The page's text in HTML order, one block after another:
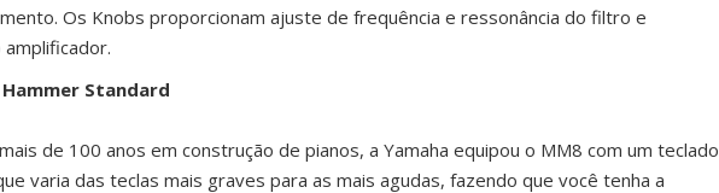
Os Knobs proporcionam ajuste de frequência e ressonância do filtro e
Hammer Standard
de 100 anos em construção de pianos, a Yamaha equipou o MM8 com um teclado
varia das teclas mais graves para as mais agudas, fazendo que você tenha a